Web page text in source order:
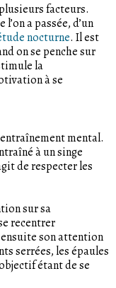
facteurs.
a passée, d’un
nocturne. Il est
on se penche sur
la
à se
mental.
à un singe
de respecter les
sur sa
recentrer
son attention
serrées, les épaules
étant de se